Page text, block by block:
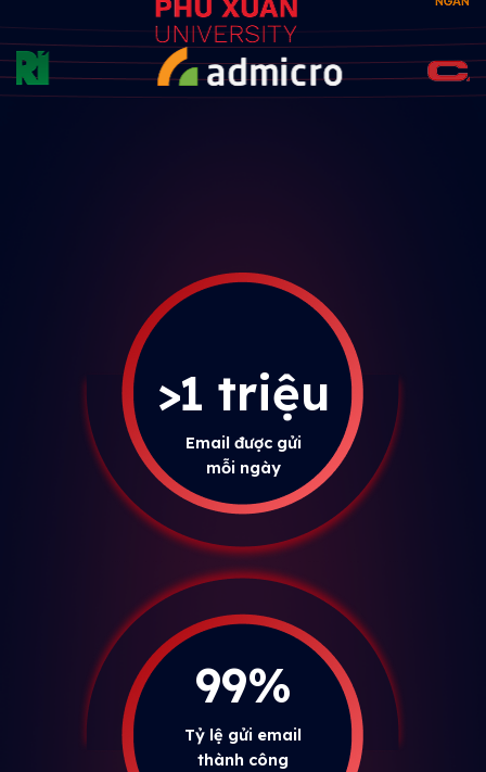
>1 triệu
Email được gửi
mỗi ngày
99%
Tỷ lệ gửi email
thành công